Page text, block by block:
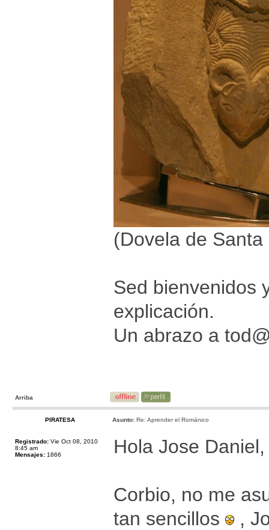
(Dovela de
Sed bienvenidos
explicación.
Un abrazo a
Arriba
PIRATESA Asunto: Re: Aprender el Románico
Registrado: Vie Oct 08, 2010
8:45 am
Mensajes: 1866 Hola Jose
Corbio, no me
tan sencillos
,